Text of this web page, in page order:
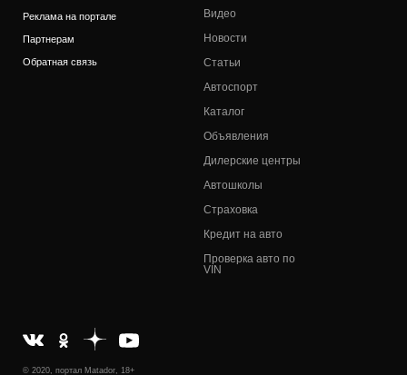
Реклама на портале
Партнерам
Обратная связь
Видео
Новости
Статьи
Автоспорт
Каталог
Объявления
Дилерские центры
Автошколы
Страховка
Кредит на авто
Проверка авто по
VIN
© 2020, портал Matador, 18+